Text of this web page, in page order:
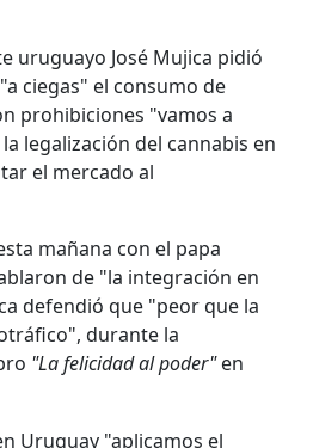
uruguayo José Mujica pidió
ciegas" el consumo de
prohibiciones "vamos a
legalización del cannabis en
el mercado al
mañana con el papa
de "la integración en
defendió que "peor que la
durante la
"La felicidad al poder"en
Uruguay "aplicamos el